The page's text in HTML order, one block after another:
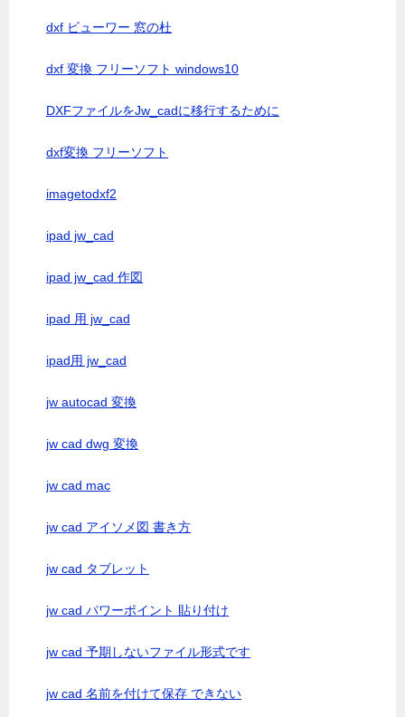
dxf ビューワー 窓の杜
dxf 変換 フリーソフト windows10
DXFファイルをJw_cadに移行するために
dxf変換 フリーソフト
imagetodxf2
ipad jw_cad
ipad jw_cad 作図
ipad 用 jw_cad
ipad用 jw_cad
jw autocad 変換
jw cad dwg 変換
jw cad mac
jw cad アイソメ図 書き方
jw cad タブレット
jw cad パワーポイント 貼り付け
jw cad 予期しないファイル形式です
jw cad 名前を付けて保存 できない